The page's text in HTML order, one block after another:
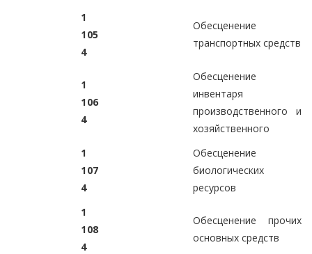
1
1
4
05
Обесценение
транспортных средств
1
1
4
06
Обесценение
инвентаря
производственного и
хозяйственного
1
1
4
07
Обесценение
биологических
ресурсов
1
1
4
08
Обесценение прочих
основных средств